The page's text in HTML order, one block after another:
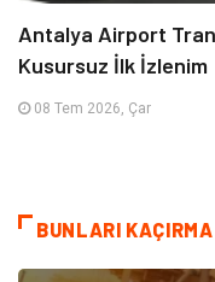
Antalya Airport
Kusursuz İlk İzlenim
08 Tem 2026, Çar
BUNLARI KAÇIRMA